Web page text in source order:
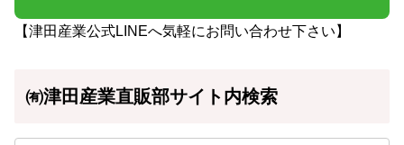
【津田産業公式LINEへ気軽にお問い合わせ下さい】
㈲津田産業直販部サイト内検索